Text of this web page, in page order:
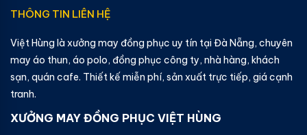
THÔNG TIN LIÊN HỆ
Việt Hùng là xưởng may đồng phục uy tín tại Đà Nẵng, chuyên
may áo thun, áo polo, đồng phục công ty, nhà hàng, khách
sạn, quán cafe. Thiết kế miễn phí, sản xuất trực tiếp, giá cạnh
tranh.
XƯỞNG MAY ĐỒNG PHỤC VIỆT HÙNG